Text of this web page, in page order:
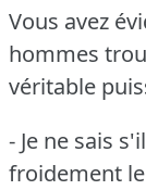
Vous avez
hommes
véritable
- Je ne sais
froidement